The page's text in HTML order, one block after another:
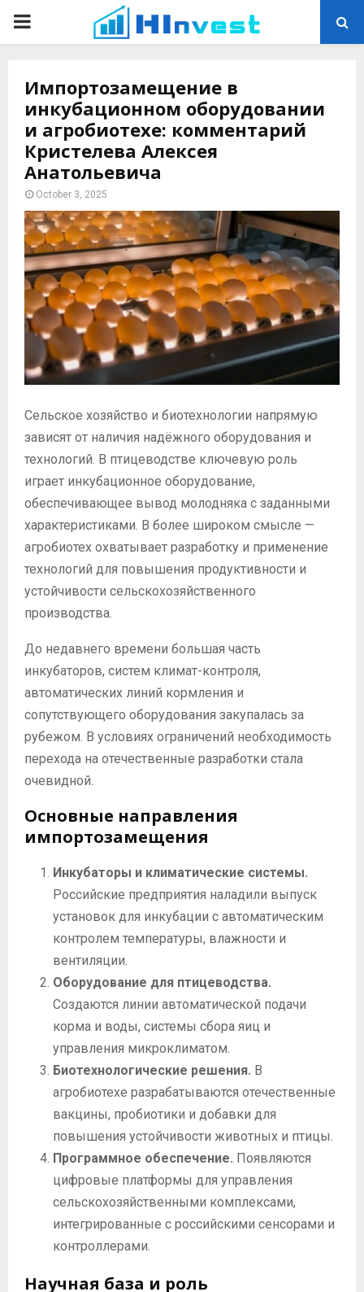
PRIMARY
Импортозамещение в
инкубационном оборудовании
и агробиотехе: комментарий
Кристелева Алексея
Анатольевича
October 3, 2025
Сельское хозяйство и биотехнологии напрямую
зависят от наличия надёжного оборудования и
технологий. В птицеводстве ключевую роль
играет инкубационное оборудование,
обеспечивающее вывод молодняка с заданными
характеристиками. В более широком смысле —
агробиотех охватывает разработку и применение
технологий для повышения продуктивности и
устойчивости сельскохозяйственного
производства.
До недавнего времени большая часть
инкубаторов, систем климат-контроля,
автоматических линий кормления и
сопутствующего оборудования закупалась за
рубежом. В условиях ограничений необходимость
перехода на отечественные разработки стала
очевидной.
Основные направления
импортозамещения
Инкубаторы и климатические системы.
Российские предприятия наладили выпуск
установок для инкубации с автоматическим
контролем температуры, влажности и
вентиляции.
Оборудование для птицеводства.
Создаются линии автоматической подачи
корма и воды, системы сбора яиц и
управления микроклиматом.
Биотехнологические решения. В
агробиотехе разрабатываются отечественные
вакцины, пробиотики и добавки для
повышения устойчивости животных и птицы.
Программное обеспечение. Появляются
цифровые платформы для управления
сельскохозяйственными комплексами,
интегрированные с российскими сенсорами и
контроллерами.
Научная база и роль